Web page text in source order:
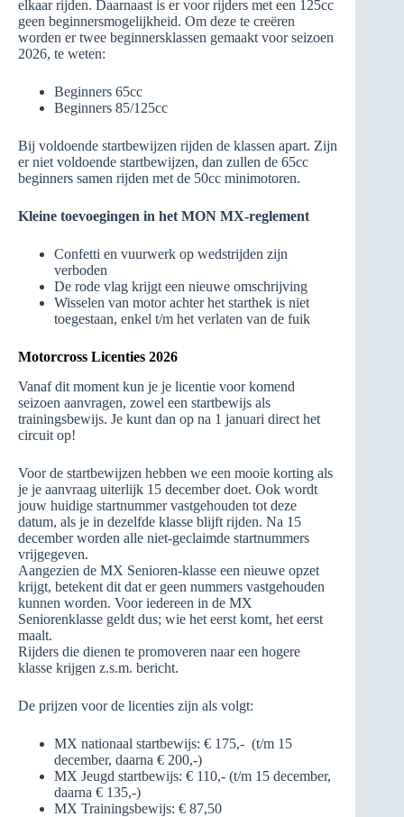
elkaar rijden. Daarnaast is er voor rijders met een 125cc
geen beginnersmogelijkheid. Om deze te creëren
worden er twee beginnersklassen gemaakt voor seizoen
2026, te weten:
Beginners 65cc
Beginners 85/125cc
Bij voldoende startbewijzen rijden de klassen apart. Zijn
er niet voldoende startbewijzen, dan zullen de 65cc
beginners samen rijden met de 50cc minimotoren.
Kleine toevoegingen in het MON MX-reglement
Confetti en vuurwerk op wedstrijden zijn
verboden
De rode vlag krijgt een nieuwe omschrijving
Wisselen van motor achter het starthek is niet
toegestaan, enkel t/m het verlaten van de fuik
Motorcross Licenties 2026
Vanaf dit moment kun je je licentie voor komend
seizoen aanvragen, zowel een startbewijs als
trainingsbewijs. Je kunt dan op na 1 januari direct het
circuit op!
Voor de startbewijzen hebben we een mooie korting als
je je aanvraag uiterlijk 15 december doet. Ook wordt
jouw huidige startnummer vastgehouden tot deze
datum, als je in dezelfde klasse blijft rijden. Na 15
december worden alle niet-geclaimde startnummers
vrijgegeven.
Aangezien de MX Senioren-klasse een nieuwe opzet
krijgt, betekent dit dat er geen nummers vastgehouden
kunnen worden. Voor iedereen in de MX
Seniorenklasse geldt dus; wie het eerst komt, het eerst
maalt.
Rijders die dienen te promoveren naar een hogere
klasse krijgen z.s.m. bericht.
De prijzen voor de licenties zijn als volgt:
MX nationaal startbewijs: € 175,- (t/m 15
december, daarna € 200,-)
MX Jeugd startbewijs: € 110,- (t/m 15 december,
daarna € 135,-)
MX Trainingsbewijs: € 87,50